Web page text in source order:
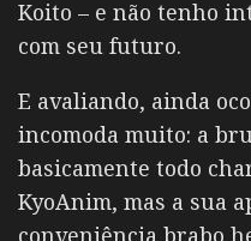
Koito – e não tenho
com seu futuro.
E avaliando, ainda
incomoda muito: a
basicamente todo
KyoAnim, mas a sua
conveniência brabo